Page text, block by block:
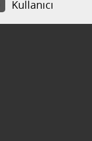
Kullanıcı